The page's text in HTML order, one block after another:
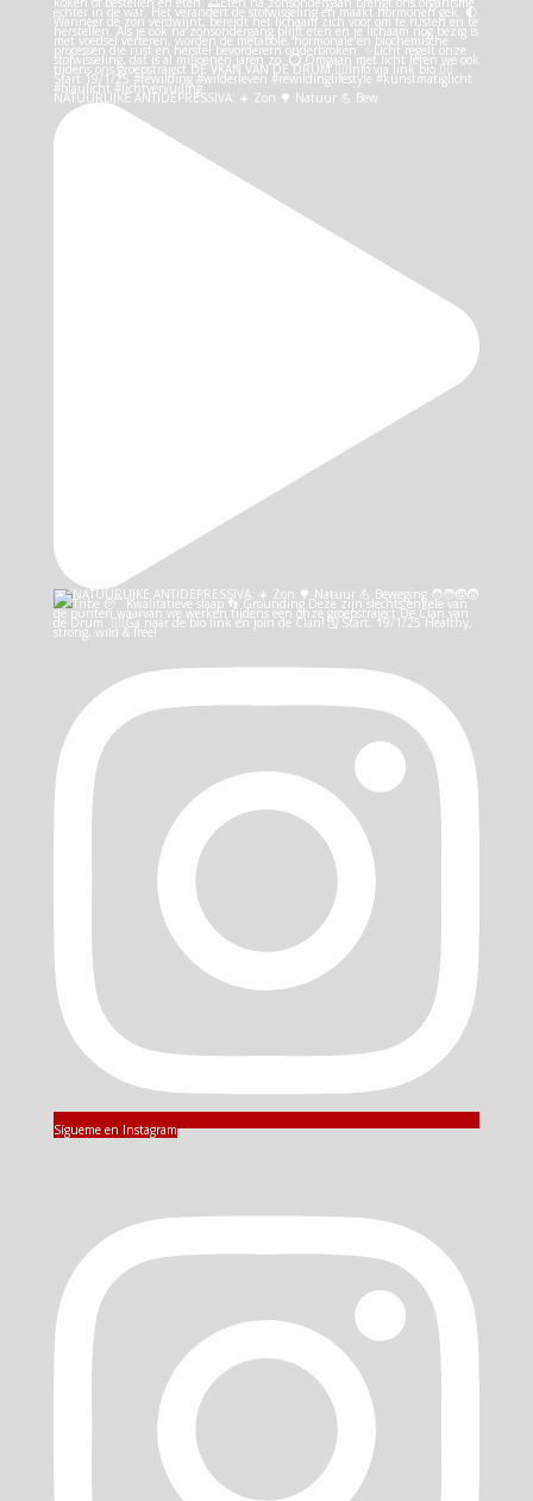
NATUURLIJKE ANTIDEPRESSIVA: ☀️ Zon 🌳 Natuur 💪 Bew
Sígueme en Instagram